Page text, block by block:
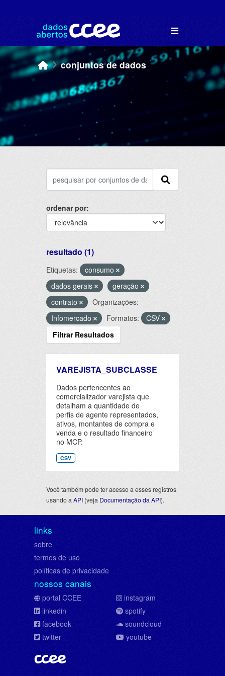
conjuntos de dados
ordenar por
resultado (1)
Etiquetas:
consumo
dados gerais
geração
contrato
Organizações:
Infomercado
Formatos:
CSV
Filtrar Resultados
VAREJISTA_SUBCLASSE
Dados pertencentes ao
comercializador varejista que
detalham a quantidade de
perfis de agente representados,
ativos, montantes de compra e
venda e o resultado financeiro
no MCP.
CSV
Você também pode ter acesso a esses registros
usando a API (veja Documentação da API).
links
sobre
termos de uso
políticas de privacidade
nossos canais
portal CCEE
linkedin
facebook
twitter
instagram
spotify
soundcloud
youtube